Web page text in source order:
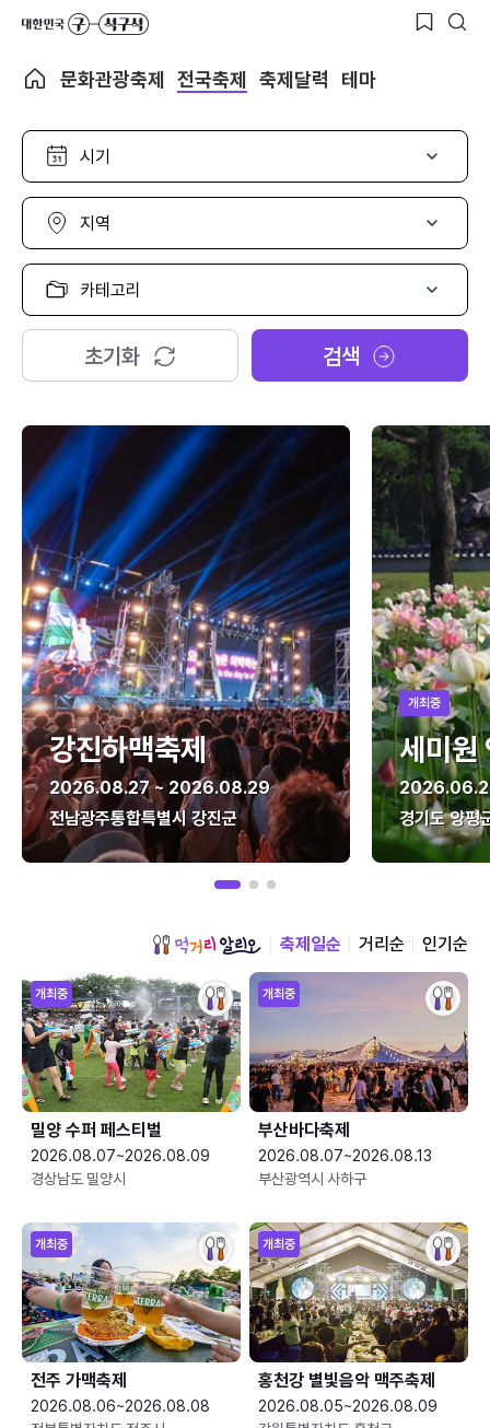
문화관광축제 전국축제 축제달력 테마
시
선
택
지
선
택
카
고
리
택
초기화 검색
강진하맥축제
2026.08.27 ~ 2026.08.29
전남광주통합특별시 강진군
개최중
세미원
경기도 양평
축제일순 거리순 인기순
개최중
밀양 수퍼 페스티벌
2026.08.07~2026.08.09
경상남도 밀양시
개최중
부산바다축제
2026.08.07~2026.08.13
부산광역시 사하구
개최중
전주 가맥축제
2026.08.06~2026.08.08
개최중
홍천강 별빛음악 맥주축제
2026.08.05~2026.08.09